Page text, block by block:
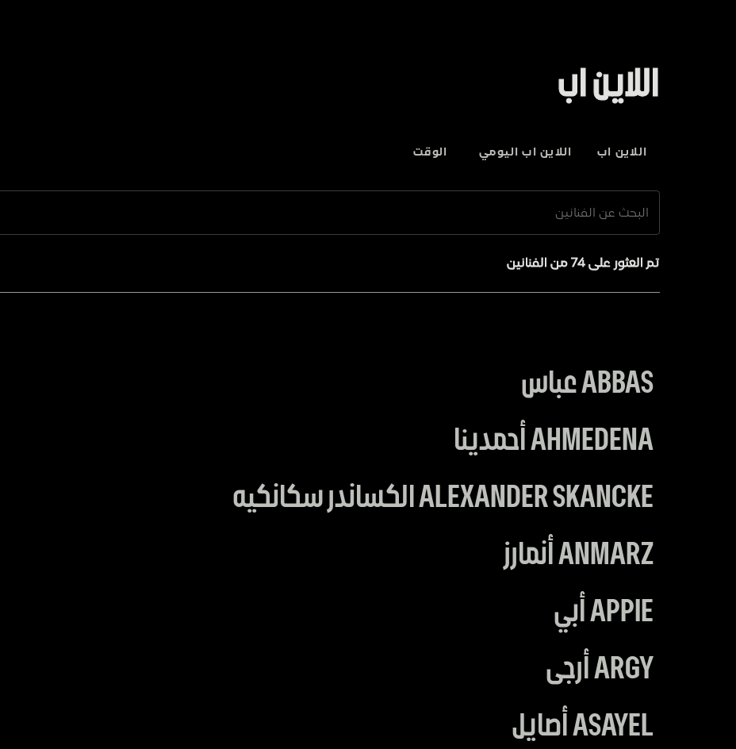
اللاين اب
اللاين اب اللاين اب اليومي الوقت
تم العثور على 74 من الفنانين
ABBAS عباس
AHMEDENA أحمدينا
ALEXANDER SKANCKE الكساندر سكانكيه
ANMARZ أنمارز
APPIE أبي
ARGY أرجى
ASAYEL أصايل